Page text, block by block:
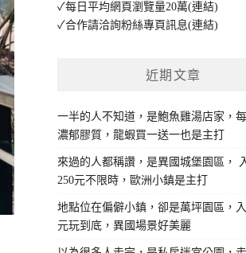
✓每日平均網頁瀏覽量20萬(連結)
✓合作請洽詢粉絲專頁訊息(連結)
近期文章
一半的人不知道，是鮑魚雞湯店家，
濃郁膠質，龍蝦買一送一也是主打
來過的人都稱讚，是異國城堡園區，
250元不限時，歐洲小鎮是主打
地點位在偏僻小鎮，卻是萬坪園區，
元玩到底，異國場景好美麗